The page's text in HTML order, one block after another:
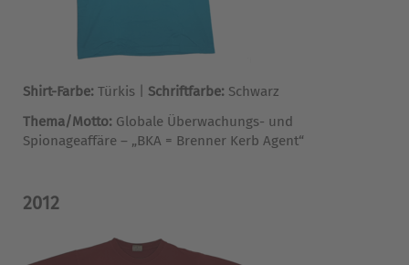
Shirt-Farbe: Türkis | Schriftfarbe: Schwarz
Thema/Motto: Globale Überwachungs- und
Spionageaffäre – „BKA = Brenner Kerb Agent“
2012